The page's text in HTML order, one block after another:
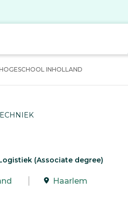
INHOLLAND
(Associate degree)
Haarlem